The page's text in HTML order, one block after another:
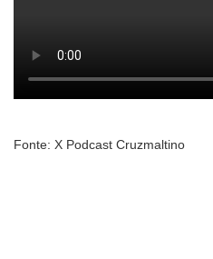
Fonte: X Podcast Cruzmaltino